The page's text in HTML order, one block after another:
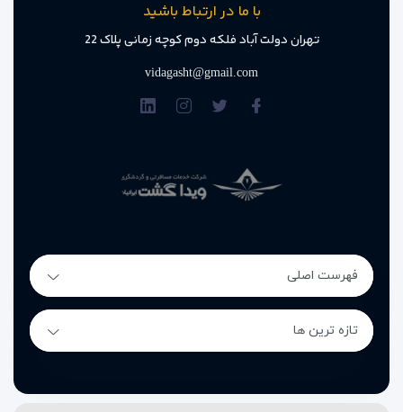
با ما در ارتباط باشید
تهران دولت آباد فلکه دوم کوچه زمانی پلاک 22
vidagasht@gmail.com
فهرست اصلی
تازه ترین ها